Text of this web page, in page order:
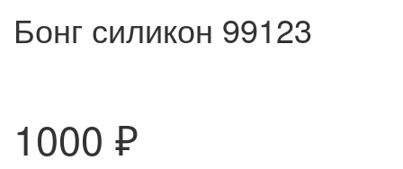
Бонг силикон 99123
1000 ₽